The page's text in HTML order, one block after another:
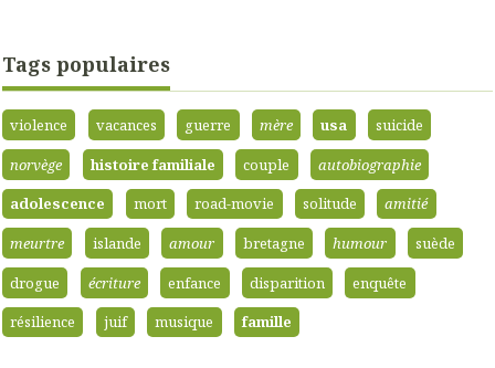
Tags populaires
violence vacances guerre mère usa
suicide
norvège
histoire familiale couple
autobiographie
adolescence
mort road-movie solitude
amitié
meurtre
islande amour bretagne humour
suède
drogue
écriture enfance disparition
enquête
résilience
juif musique famille